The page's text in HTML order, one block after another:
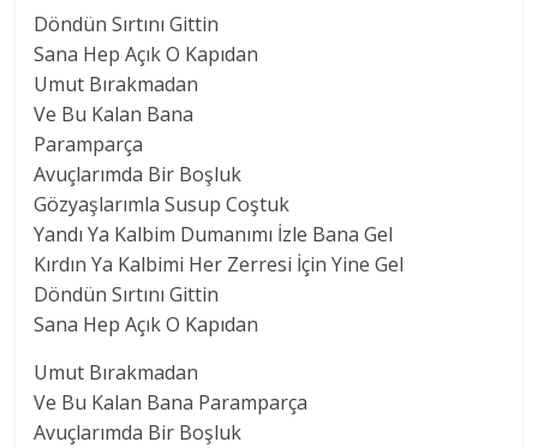
Döndün Sırtını Gittin
Sana Hep Açık O Kapıdan
Umut Bırakmadan
Ve Bu Kalan Bana
Paramparça
Avuçlarımda Bir Boşluk
Gözyaşlarımla Susup Coştuk
Yandı Ya Kalbim Dumanımı İzle Bana Gel
Kırdın Ya Kalbimi Her Zerresi İçin Yine Gel
Döndün Sırtını Gittin
Sana Hep Açık O Kapıdan
Umut Bırakmadan
Ve Bu Kalan Bana Paramparça
Avuçlarımda Bir Boşluk